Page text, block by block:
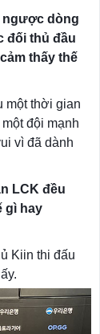
ngược dòng
đối thủ đầu
thấy thế
một thời gian
đội mạnh
vì đã dành
LCK đều
gì hay
Kiin thi đấu